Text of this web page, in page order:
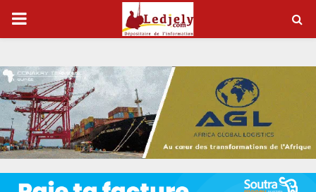
P
I
M
A